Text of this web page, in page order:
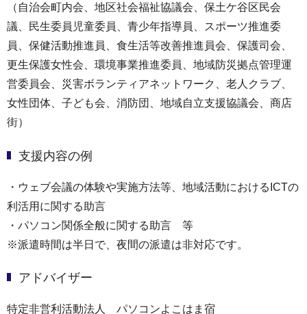
（自治会町内会、地区社会福祉協議会、保土ケ谷区民会
議、民生委員児童委員、青少年指導員、スポーツ推進委
員、保健活動推進員、食生活等改善推進員会、保護司会、
更生保護女性会、環境事業推進委員、地域防災拠点管理運
営委員会、災害ボランティアネットワーク、老人クラブ、
女性団体、子ども会、消防団、地域自立支援協議会、商店
街）
支援内容の例
・ウェブ会議の体験や実施方法等、地域活動におけるICTの
利活用に関する助言
・パソコン関係全般に関する助言 等
※派遣時間は半日で、夜間の派遣は非対応です。
アドバイザー
特定非営利活動法人 パソコンよこはま宿